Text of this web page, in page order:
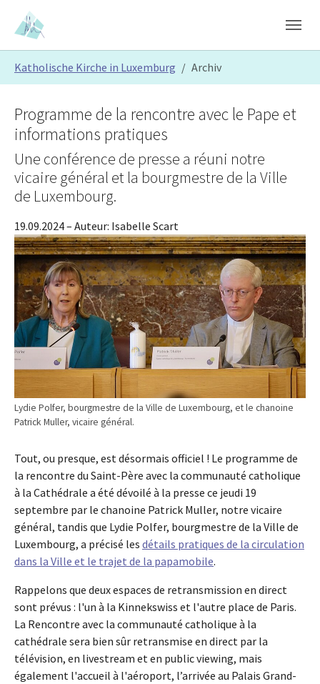
Skip to main content
Skip to page footer
Katholische Kirche in Luxemburg Archiv
Lydie Polfer, bourgmestre de la Ville de Luxembourg, et le chanoine
Patrick Muller, vicaire général.
Programme de la rencontre avec le Pape et
informations pratiques
Une conférence de presse a réuni notre
vicaire général et la bourgmestre de la Ville
de Luxembourg.
19.09.2024– Auteur: Isabelle Scart
Tout, ou presque, est désormais officiel ! Le programme de
la rencontre du Saint-Père avec la communauté catholique
à la Cathédrale a été dévoilé à la presse ce jeudi 19
septembre par le chanoine Patrick Muller, notre vicaire
général, tandis que Lydie Polfer, bourgmestre de la Ville de
Luxembourg, a précisé les détails pratiques de la circulation
dans la Ville et le trajet de la papamobile.
Rappelons que deux espaces de retransmission en direct
sont prévus : l'un à la Kinnekswiss et l'autre place de Paris.
La Rencontre avec la communauté catholique à la
cathédrale sera bien sûr retransmise en direct par la
télévision, en livestream et en public viewing, mais
également l'accueil à l'aéroport, l’arrivée au Palais Grand-